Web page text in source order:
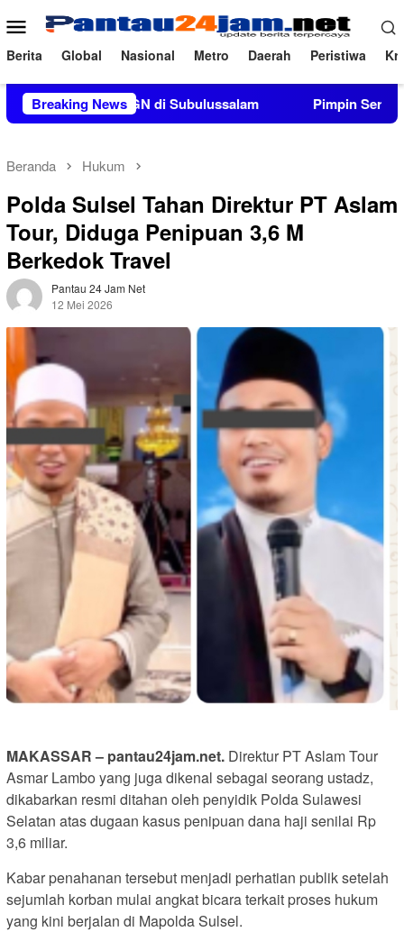
ke
konten
Menu
Mobile
Berita Global Nasional Metro Daerah Peristiwa
Breaking News
P4GN di Subulussalam Pimpin Sertijab dan Alih
Beranda Hukum
Polda Sulsel Tahan Direktur PT Aslam
Tour, Diduga Penipuan 3,6 M
Berkedok Travel
Pantau 24 Jam Net
12 Mei 2026
MAKASSAR – pantau24jam.net. Direktur PT Aslam Tour
Asmar Lambo yang juga dikenal sebagai seorang ustadz,
dikabarkan resmi ditahan oleh penyidik Polda Sulawesi
Selatan atas dugaan kasus penipuan dana haji senilai Rp
3,6 miliar.
Kabar penahanan tersebut menjadi perhatian publik setelah
sejumlah korban mulai angkat bicara terkait proses hukum
yang kini berjalan di Mapolda Sulsel.